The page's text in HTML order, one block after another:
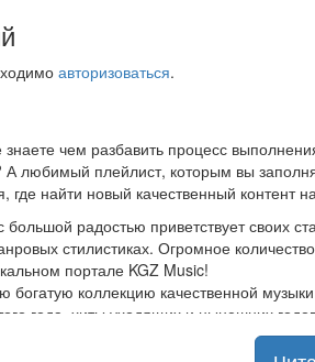
авторизоваться.
чем разбавить процесс
А любимый плейлист, которым вы
найти новый качественный контент
большой радостью приветствует своих
стилистиках. Огромное
портале KGZ Music!
коллекцию качественной
года, хиты уходящих и нынешних годов,